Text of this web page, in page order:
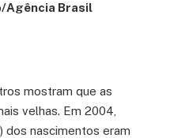
Agência Brasil
mostram que as
velhas. Em 2004,
dos nascimentos eram